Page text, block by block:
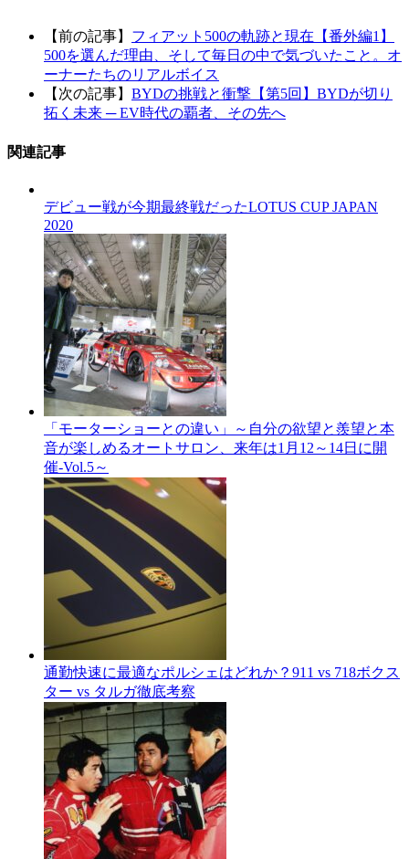
【前の記事】 フィアット500の軌跡と現在【番外編1】
500を選んだ理由、そして毎日の中で気づいたこと。オ
ーナーたちのリアルボイス
【次の記事】 BYDの挑戦と衝撃【第5回】BYDが切り
拓く未来 ─ EV時代の覇者、その先へ
関連記事
デビュー戦が今期最終戦だったLOTUS CUP JAPAN
2020
「モーターショーとの違い」～自分の欲望と羨望と本
音が楽しめるオートサロン、来年は1月12～14日に開
催-Vol.5～
通勤快速に最適なポルシェはどれか？911 vs 718ボクス
ター vs タルガ徹底考察